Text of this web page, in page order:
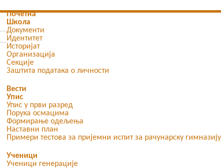
Почетна
Школа
Документи
Идентитет
Историјат
Организација
Секције
Заштита података о личности
Вести
Упис
Упис у први разред
Порука осмацима
Формирање одељења
Наставни план
Примери тестова за пријемни испит за рачунарску гимназију
Ученици
Ученици генерације